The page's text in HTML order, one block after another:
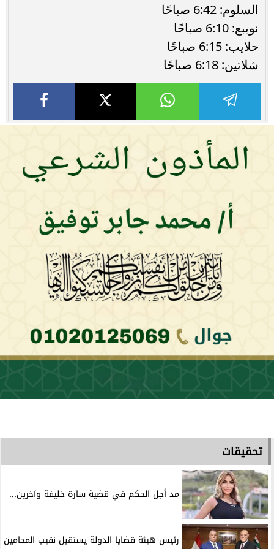
السلوم: 6:42 صباحًا
نويبع: 6:10 صباحًا
حلايب: 6:15 صباحًا
شلاتين: 6:18 صباحًا
تحقيقات
مد أجل الحكم في قضية سارة خليفة وآخرين...
رئيس هيئة قضايا الدولة يستقبل نقيب المحامين